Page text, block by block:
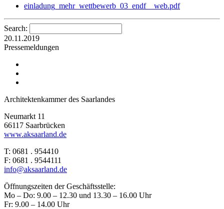
einladung_mehr_wettbewerb_03_endf__web.pdf
Search:
20.11.2019
Pressemeldungen
Architektenkammer des Saarlandes
Neumarkt 11
66117 Saarbrücken
www.aksaarland.de
T: 0681 . 954410
F: 0681 . 9544111
info@aksaarland.de
Öffnungszeiten der Geschäftsstelle:
Mo – Do: 9.00 – 12.30 und 13.30 – 16.00 Uhr
Fr: 9.00 – 14.00 Uhr